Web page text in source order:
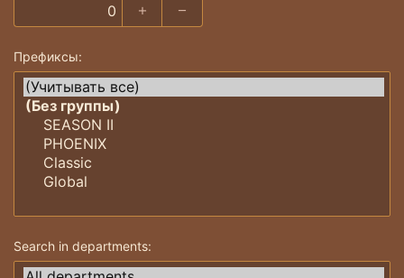
Префиксы
Search in departments